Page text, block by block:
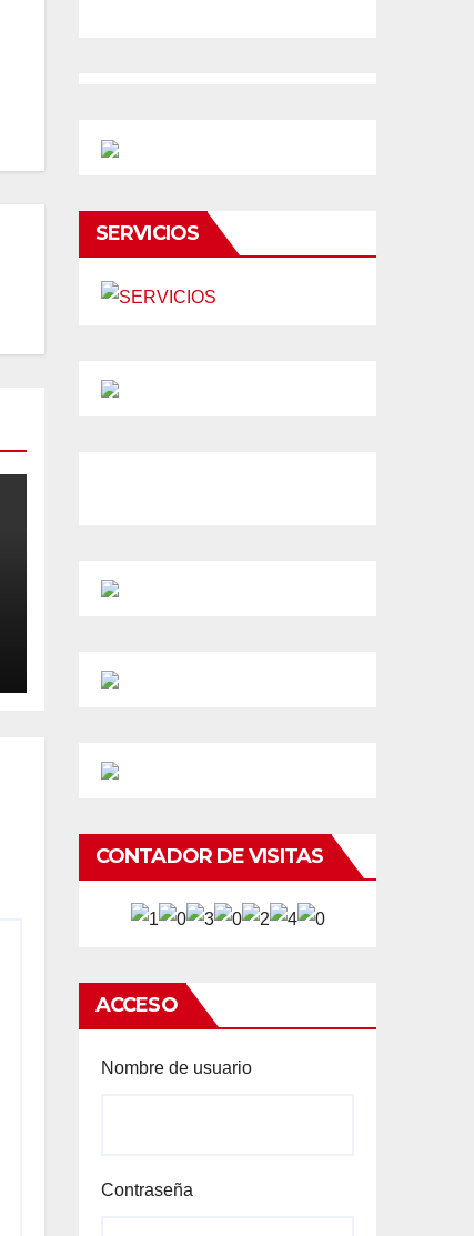
SERVICIOS
CONTADOR DE VISITAS
ACCESO
Nombre de usuario
Contraseña